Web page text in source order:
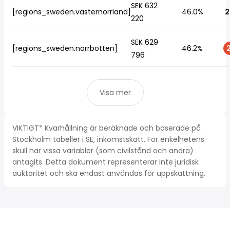
[regions_sweden.västernorrland]
SEK 632
220
46.0%
[regions_sweden.norrbotten]
SEK 629
796
46.2%
Visa mer
VIKTIGT* Kvarhållning är beräknade och baserade på
Stockholm tabeller i SE, inkomstskatt. For enkelhetens
skull har vissa variabler (som civilstånd och andra)
antagits. Detta dokument representerar inte juridisk
auktoritet och ska endast användas för uppskattning.